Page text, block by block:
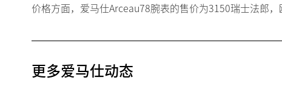
价格方面，爱马仕Arceau78腕表的售价为3150瑞士法郎
更多爱马仕动态